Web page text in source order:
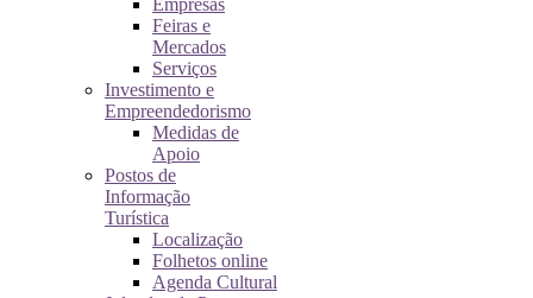
Empresas
Feiras e
Mercados
Serviços
Investimento e
Empreendedorismo
Medidas de
Apoio
Postos de
Informação
Turística
Localização
Folhetos online
Agenda Cultural